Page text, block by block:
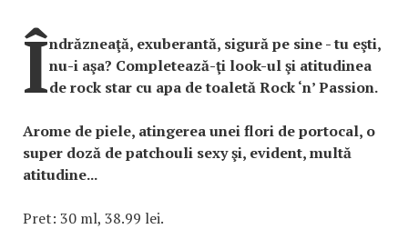
Îndrăzneaţă, exuberantă, sigură pe sine - tu eşti,
nu-i aşa? Completează-ţi look-ul şi atitudinea
de rock star cu apa de toaletă Rock ‘n’ Passion.
Arome de piele, atingerea unei flori de portocal, o
super doză de patchouli sexy şi, evident, multă
atitudine...
Pret: 30 ml, 38.99 lei.